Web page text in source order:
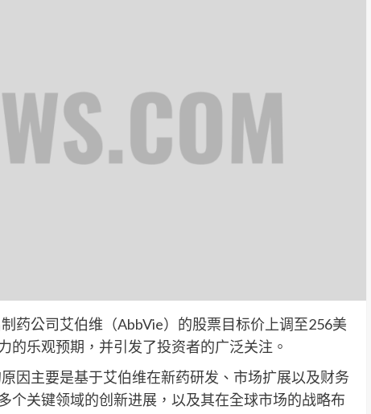
药公司艾伯维（AbbVie）的股票目标价上调至256美
的乐观预期，并引发了投资者的广泛关注。
因主要是基于艾伯维在新药研发、市场扩展以及财务
个关键领域的创新进展，以及其在全球市场的战略布